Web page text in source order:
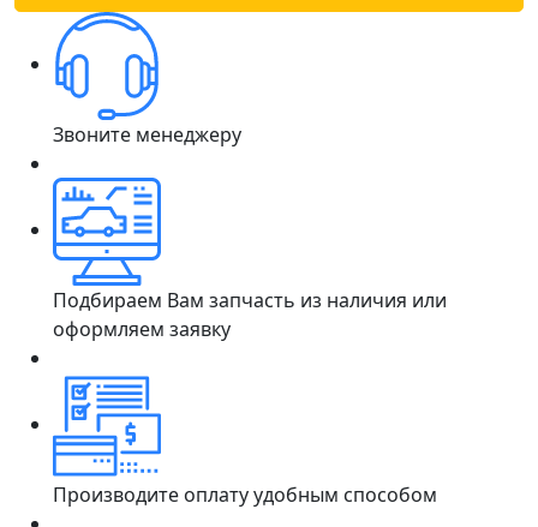
Звоните менеджеру
Подбираем Вам запчасть из наличия или
оформляем заявку
Производите оплату удобным способом